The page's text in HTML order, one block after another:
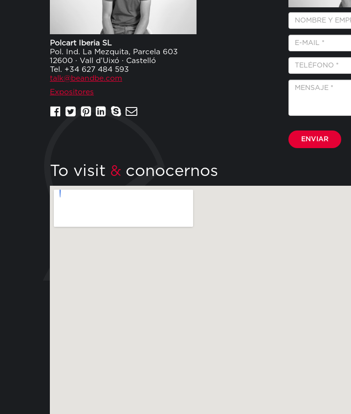
Polcart Iberia SL
Pol. Ind. La Mezquita, Parcela 603
12600 · Vall d’Uixó · Castelló
Tel. +34 627 484 593
talk@beandbe.com
Expositores
Empresa
Nombre
E-
Mail
*
Teléfono
Mensaje
To visit & conocernos